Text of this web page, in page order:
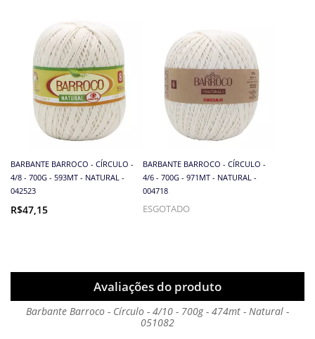
BARBANTE BARROCO - CÍRCULO -
4/8 - 700G - 593MT - NATURAL -
042523
R$47,15
BARBANTE BARROCO - CÍRCULO -
4/6 - 700G - 971MT - NATURAL -
004718
ESGOTADO
Avaliações do produto
Barbante Barroco - Círculo - 4/10 - 700g - 474mt - Natural -
051082